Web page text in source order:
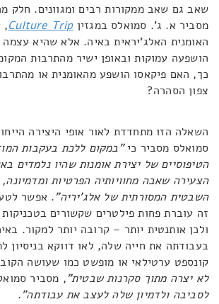
שאב גם שאב ממקורות רבים ומגוונים. חלק
מסביר א. ג'. סמואלס במגזיןCulture Trip
,
האומנית האלג'יראית באיה. אלא שהיא עצמה
הושפעה עמוקות ובאופן ישיר מהתרבות
כך, האם פיקאסו הושפע מהאומנית או
צפון הסהרה?
השאלה הזו מתחדדת לאור אופי היצירה
סמואלס מסביר כי"במקום ללכת בעקבות
הטיפוסיים של יצירת אומנות שהיו נלמדים
הצעירה שאבה מחוויותיה הפרטיות
השבטית המסורתית של אלג'יריה". אפשר
זה עוברת פחות פילטרים שקשורים
ולכן אותנטית יותר – קרובה יותר למקור.
בעבודתה את חייה שלה, לאו דווקא בניסיון
קונספט ערטילאי או מופשט כמו שעושה
לא יצרה מתוך סקרנות שבטית", מסביר
לסביבה ולדמיון שלה לעצב את עבודתה".